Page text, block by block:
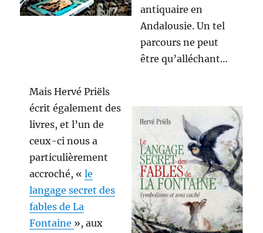
antiquaire en
Andalousie. Un tel
parcours ne peut
être qu’alléchant…
Mais Hervé Priëls
écrit également des
livres, et l’un de
ceux-ci nous a
particulièrement
accroché, « le
langage secret des
fables de La
Fontaine », aux